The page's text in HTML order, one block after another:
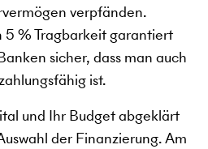
verpfänden.
5 % Tragbarkeit garantiert
sicher, dass man auch
ist.
und Ihr Budget abgeklärt
der Finanzierung. Am